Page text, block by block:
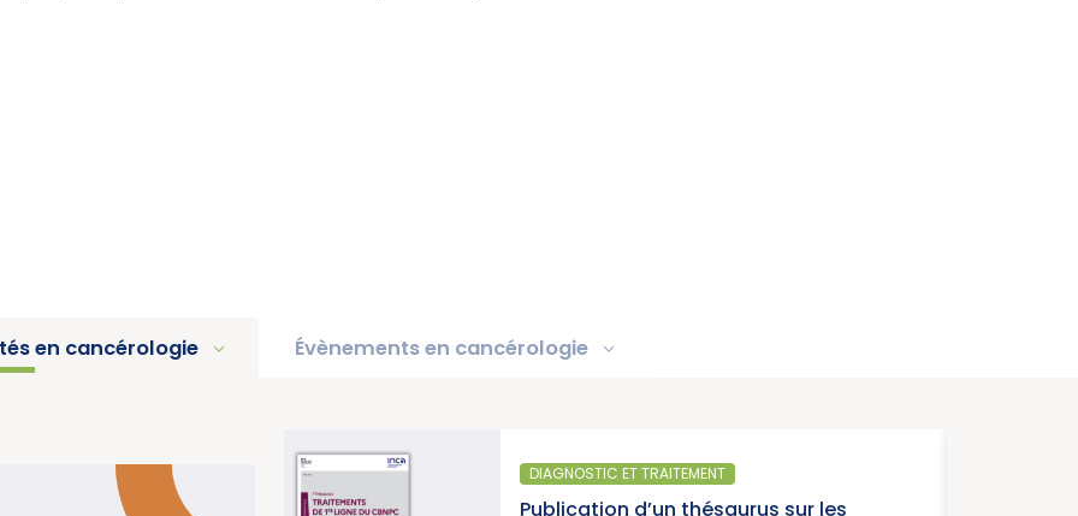
en cancérologie Évènements en cancérologie
DIAGNOSTIC ET TRAITEMENT
Publication d’un thésaurus sur les
Parution du rapport d’activité 2025